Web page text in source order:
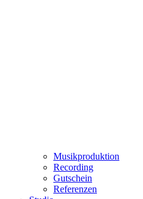
Musikproduktion
Recording
Gutschein
Referenzen